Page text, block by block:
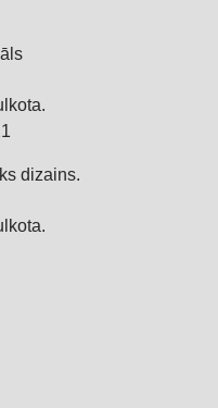
dizains.